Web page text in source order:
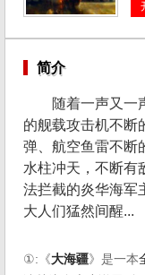
简介
随着一声又一
的舰载攻击机不断
弹、航空鱼雷不断
水柱冲天，不断
法拦截的炎华海军
大人们猛然间醒...
①:《大海疆》是一本